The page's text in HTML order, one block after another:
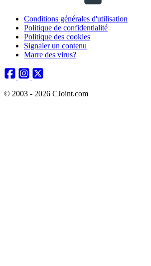
Conditions générales d'utilisation
Politique de confidentialité
Politique des cookies
Signaler un contenu
Marre des virus?
© 2003 - 2026 CJoint.com